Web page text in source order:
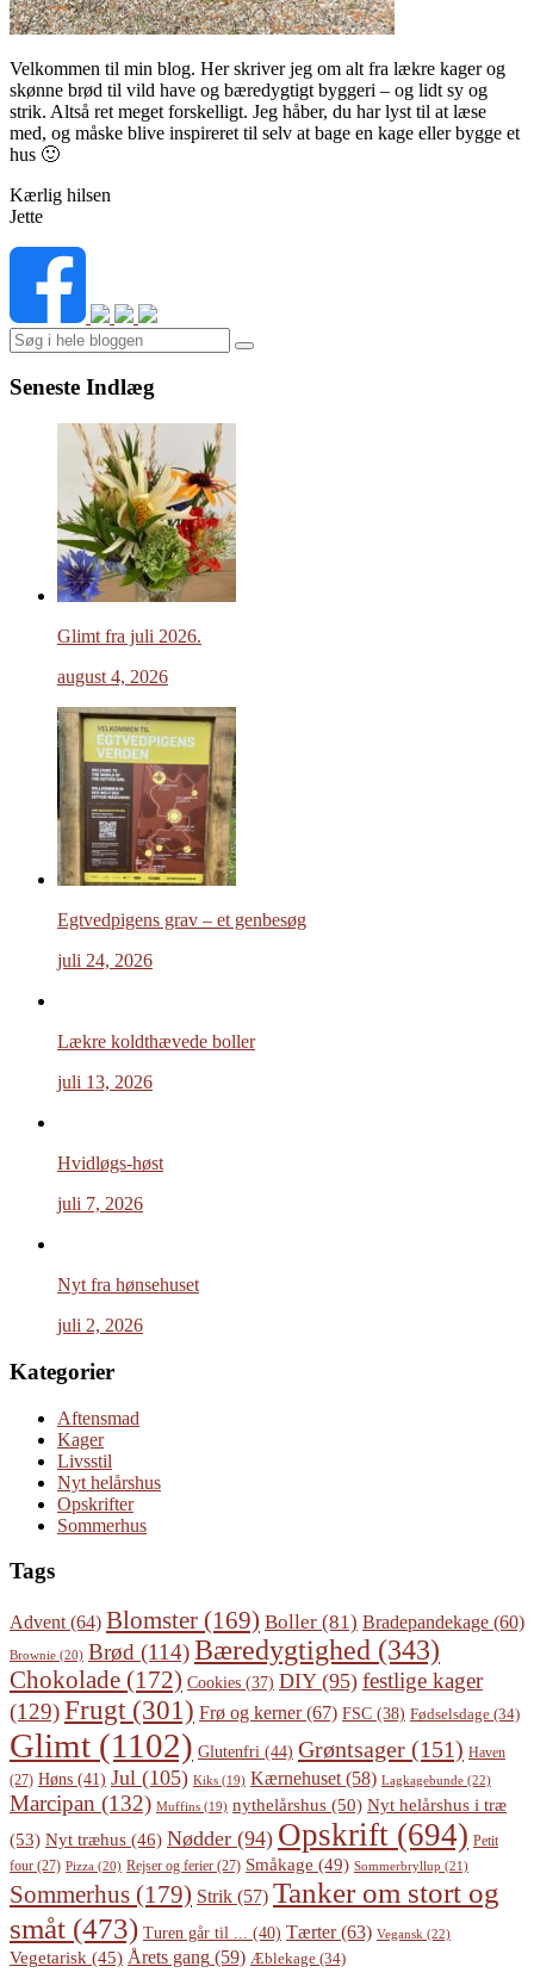
Velkommen til min blog. Her skriver jeg om alt fra lækre kager og
skønne brød til vild have og bæredygtigt byggeri – og lidt sy og
strik. Altså ret meget forskelligt. Jeg håber, du har lyst til at læse
med, og måske blive inspireret til selv at bage en kage eller bygge et
hus 🙂
Kærlig hilsen
Jette
Search
Seneste Indlæg
Glimt fra juli 2026.
august 4, 2026
Egtvedpigens grav – et genbesøg
juli 24, 2026
Lækre koldthævede boller
juli 13, 2026
Hvidløgs-høst
juli 7, 2026
Nyt fra hønsehuset
juli 2, 2026
Kategorier
Aftensmad
Kager
Livsstil
Nyt helårshus
Opskrifter
Sommerhus
Tags
Advent (64) Blomster (169) Boller (81) Bradepandekage (60)
Brownie (20) Brød (114)Bæredygtighed (343)
Chokolade (172) Cookies (37) DIY(95) festlige kager
(129)Frugt (301) Frø og kerner(67) FSC (38) Fødselsdage (34)
Glimt (1102) Glutenfri (44) Grøntsager (151) Haven
(27) Høns (41) Jul (105) Kiks (19) Kærnehuset (58) Lagkagebunde (22)
Marcipan (132) Muffins (19) nythelårshus (50) Nyt helårshus i træ
(53) Nyt træhus (46) Nødder (94) Opskrift (694) Petit
four (27) Pizza (20) Rejser og ferier (27) Småkage (49) Sommerbryllup (21)
Sommerhus (179) Strik (57) Tanker om stort og
småt (473) Turen går til ... (40) Tærter(63) Vegansk (22)
Vegetarisk (45) Årets gang (59) Æblekage (34)